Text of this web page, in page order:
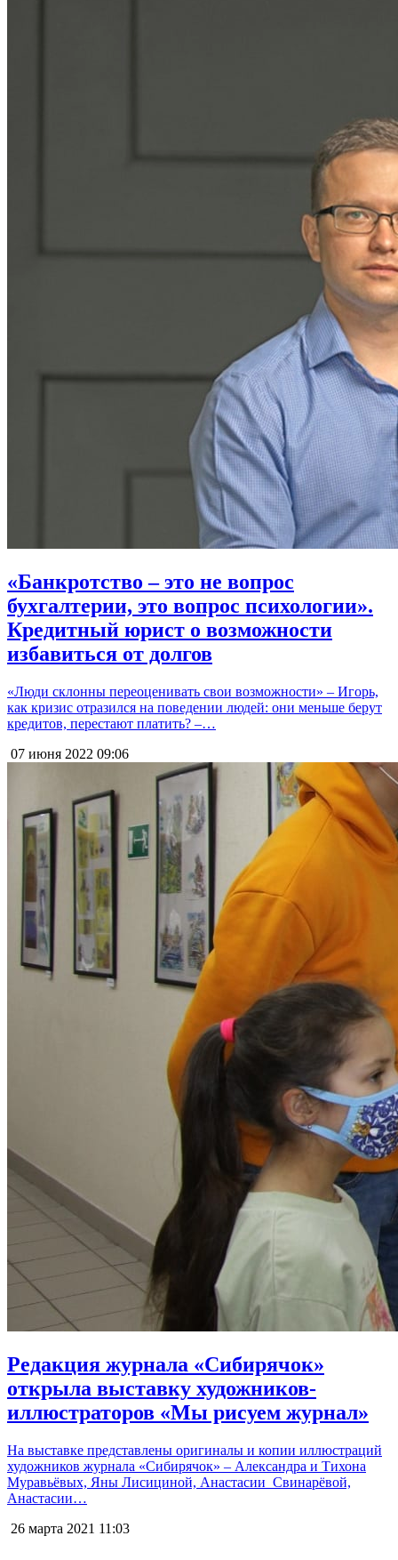
«Банкротство – это не вопрос
бухгалтерии, это вопрос психологии».
Кредитный юрист о возможности
избавиться от долгов
«Люди склонны переоценивать свои возможности» – Игорь,
как кризис отразился на поведении людей: они меньше берут
кредитов, перестают платить? –…
07 июня 2022 09:06
Редакция журнала «Сибирячок»
открыла выставку художников-
иллюстраторов «Мы рисуем журнал»
На выставке представлены оригиналы и копии иллюстраций
художников журнала «Сибирячок» – Александра и Тихона
Муравьёвых, Яны Лисициной, Анастасии Свинарёвой,
Анастасии…
26 марта 2021 11:03